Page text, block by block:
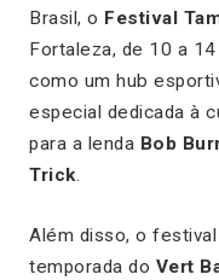
Brasil, o Festival
Fortaleza, de 10 a
como um hub
especial dedicada à
para a lenda Bob
Trick.
Além disso, o
temporada do Vert